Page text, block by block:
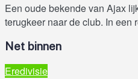
Een oude bekende van Ajax
terugkeer naar de club. In een
Net binnen
Eredivisie